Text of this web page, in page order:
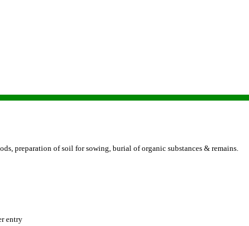
preparation of soil for sowing, burial of organic substances & remains.
entry